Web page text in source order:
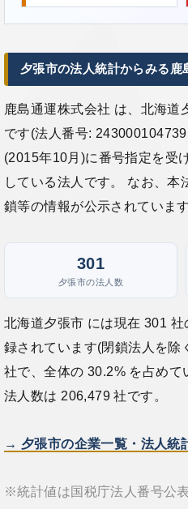
夕張市の法人統計からみる鹿
鹿島通運株式会社 は、北海道
です(法人番号:
(2015年10月)に番号指定を受
している法人です。 なお、本
鎖等の情報が公示されています
301
夕張市の法人数
北海道夕張市 には現在 301
録されています(閉鎖法人を除
社で、全体の 30.2% を占め
法人数は 206,479 社です。
→ 夕張市の企業一覧・法人統
※統計値は国税庁法人番号公